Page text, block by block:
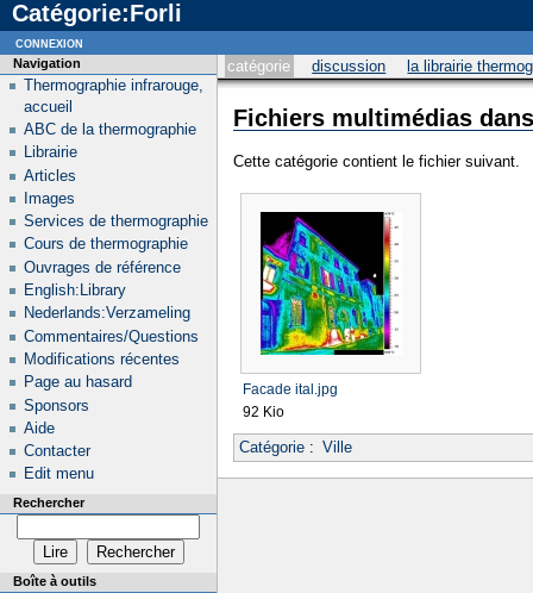
Catégorie:Forli
catégorie discussion la librairie
Fichiers multimédias
Cette catégorie contient le fichier suivant.
Facade ital.jpg
92 Kio
Catégorie: Ville
Navigation
Thermographie infrarouge,
accueil
ABC de la thermographie
Librairie
Articles
Images
Services de thermographie
Cours de thermographie
Ouvrages de référence
English:Library
Nederlands:Verzameling
Commentaires/Questions
Modifications récentes
Page au hasard
Sponsors
Aide
Contacter
Edit menu
Rechercher
Boîte à outils
connexion